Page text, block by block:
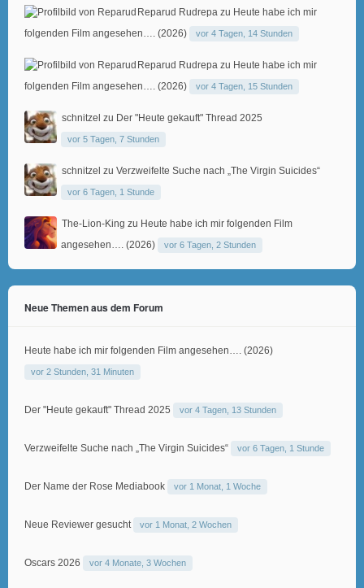
Reparud Rudrepa zu Heute habe ich mir
folgenden Film angesehen…. (2026)
vor 4 Tagen, 14 Stunden
Reparud Rudrepa zu Heute habe ich mir
folgenden Film angesehen…. (2026)
vor 4 Tagen, 15 Stunden
schnitzel zu Der "Heute gekauft" Thread 2025
vor 5 Tagen, 7 Stunden
schnitzel zu Verzweifelte Suche nach „The Virgin Suicides“
vor 6 Tagen, 1 Stunde
The-Lion-King zu Heute habe ich mir folgenden Film
angesehen…. (2026)
vor 6 Tagen, 2 Stunden
Neue Themen aus dem Forum
Heute habe ich mir folgenden Film angesehen…. (2026)
vor 2 Stunden, 31 Minuten
Der "Heute gekauft" Thread 2025 vor 4 Tagen, 13 Stunden
Verzweifelte Suche nach „The Virgin Suicides“ vor 6 Tagen, 1 Stunde
Der Name der Rose Mediabook vor 1 Monat, 1 Woche
Neue Reviewer gesucht vor 1 Monat, 2 Wochen
Oscars 2026 vor 4 Monate, 3 Wochen